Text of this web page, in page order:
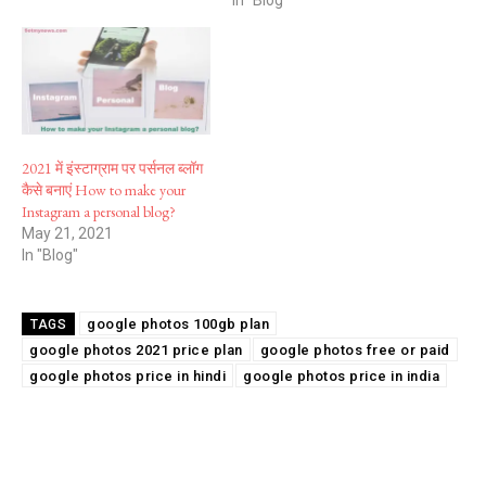
2021 में इंस्टाग्राम पर पर्सनल ब्लॉग
कैसे बनाएं How to make your
Instagram a personal blog?
May 21, 2021
In "Blog"
TAGS
google photos 100gb plan
google photos 2021 price plan
google photos free or paid
google photos price in hindi
google photos price in india